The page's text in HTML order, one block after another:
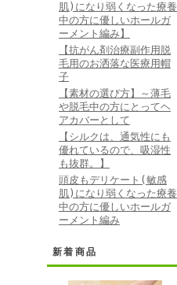
肌)になり弱くなった療養
中の方に優しいホールガ
ーメント編み】
【抗がん剤治療副作用脱
毛用のお洒落な医療用帽
子
【素材の選び方】～薄毛
や脱毛中の方にとってヘ
アカバーとして
【シルクは、通気性にも
優れているので、吸湿性
も抜群。】
頭皮もデリケート(敏感
肌)になり弱くなった療養
中の方に優しいホールガ
ーメント編み
新着商品